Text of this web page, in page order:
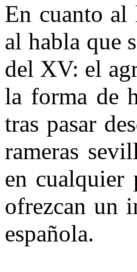
En cuanto al
al habla que
del XV: el
la forma de
tras pasar
rameras
en cualquier
ofrezcan un
española.